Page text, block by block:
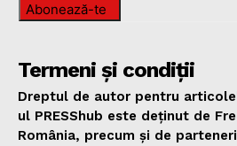
Abonează-te
Termeni și condiții
Dreptul de autor pentru
ul PRESShub este deținut de
România, precum și de